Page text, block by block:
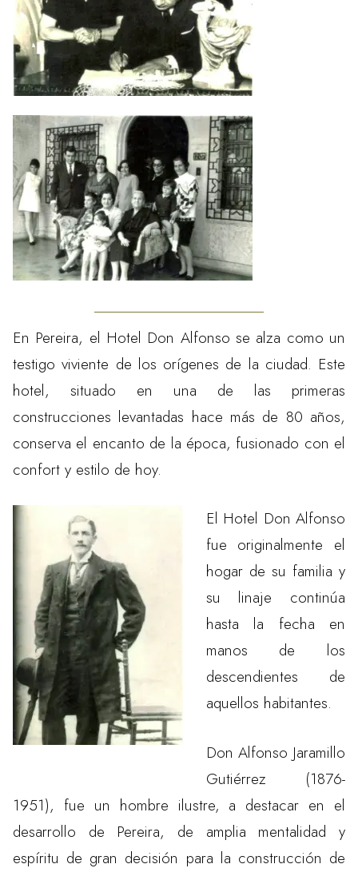
En Pereira, el Hotel Don Alfonso se alza como un
testigo viviente de los orígenes de la ciudad. Este
hotel, situado en una de las primeras
construcciones levantadas hace más de 80 años,
conserva el encanto de la época, fusionado con el
confort y estilo de hoy.
El Hotel Don Alfonso
fue originalmente el
hogar de su familia y
su linaje continúa
hasta la fecha en
manos de los
descendientes de
aquellos habitantes.
Don Alfonso Jaramillo
Gutiérrez (1876-
1951), fue un hombre ilustre, a destacar en el
desarrollo de Pereira, de amplia mentalidad y
espíritu de gran decisión para la construcción de